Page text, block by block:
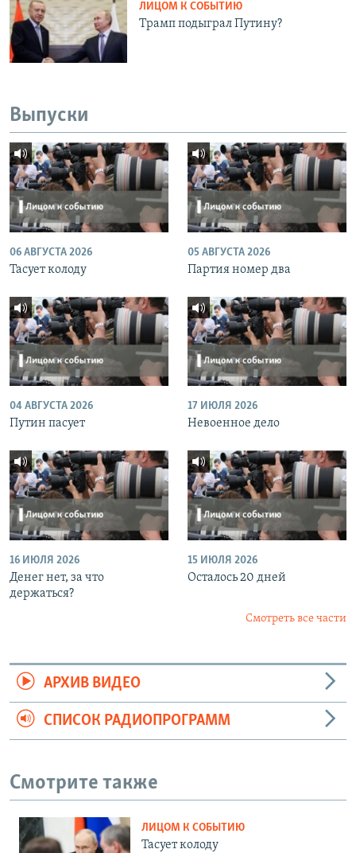
ЛИЦОМ К СОБЫТИЮ
Трамп подыграл Путину?
Выпуски
06 АВГУСТА 2026
Тасует колоду
05 АВГУСТА 2026
Партия номер два
04 АВГУСТА 2026
Путин пасует
17 ИЮЛЯ 2026
Невоенное дело
16 ИЮЛЯ 2026
Денег нет, за что
держаться?
15 ИЮЛЯ 2026
Осталось 20 дней
Смотреть все части
АРХИВ ВИДЕО
СПИСОК РАДИОПРОГРАММ
Смотрите также
ЛИЦОМ К СОБЫТИЮ
Тасует колоду